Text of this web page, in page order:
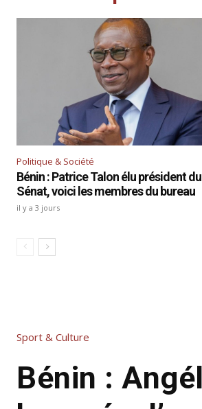
Politique & Société
Bénin : Patrice Talon élu président du
Sénat, voici les membres du bureau
il y a 3 jours